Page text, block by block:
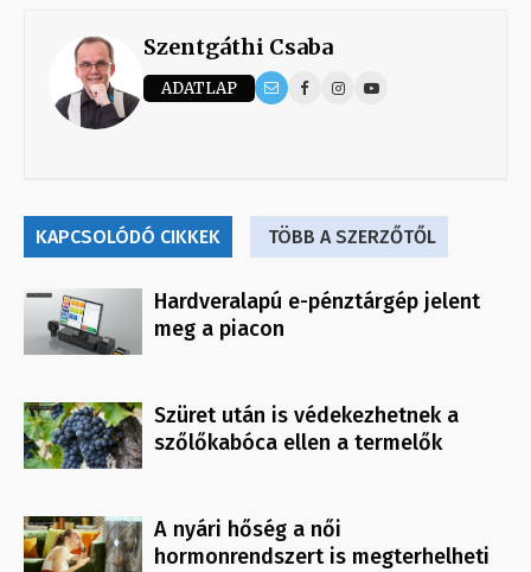
Szentgáthi Csaba
ADATLAP
KAPCSOLÓDÓ CIKKEK TÖBB A SZERZŐTŐL
Hardveralapú e-pénztárgép jelent
meg a piacon
Szüret után is védekezhetnek a
szőlőkabóca ellen a termelők
A nyári hőség a női
hormonrendszert is megterhelheti